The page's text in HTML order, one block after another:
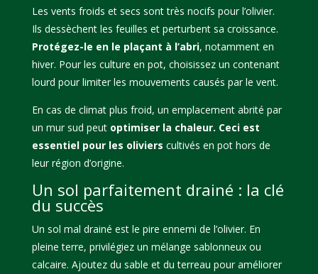
Les vents froids et secs sont très nocifs pour l’olivier.
Ils dessèchent les feuilles et perturbent sa croissance.
Protégez-le en le plaçant à l’abri, notamment en
hiver. Pour les culture en pot, choisissez un contenant
lourd pour limiter les mouvements causés par le vent.
En cas de climat plus froid, un emplacement abrité par
un mur sud peut optimiser la chaleur. Ceci est
essentiel pour les oliviers cultivés en pot hors de
leur région d’origine.
Un sol parfaitement drainé : la clé
du succès
Un sol mal drainé est le pire ennemi de l’olivier. En
pleine terre, privilégiez un mélange sablonneux ou
calcaire. Ajoutez du sable et du terreau pour améliorer